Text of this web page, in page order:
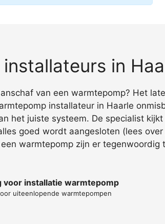
in
van een warmtepomp? Het
installateur in Haarle
het juiste systeem. De specialist
goed wordt aangesloten (lees over
warmtepomp zijn er
voor installatie warmtepomp
uiteenlopende warmtepompen